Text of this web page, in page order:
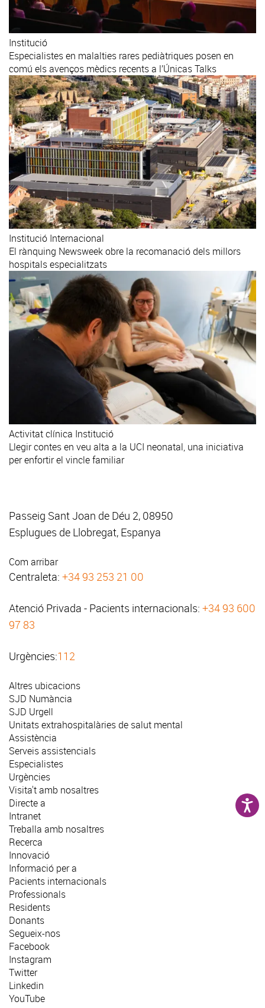
Institució
Especialistes en malalties rares pediàtriques posen en
comú els avenços mèdics recents a l’Únicas Talks
Institució Internacional
El rànquing Newsweek obre la recomanació dels millors
hospitals especialitzats
Activitat clínica Institució
Llegir contes en veu alta a la UCI neonatal, una iniciativa
per enfortir el vincle familiar
Passeig Sant Joan de Déu 2, 08950
Esplugues de Llobregat, Espanya
Com arribar
Centraleta: +34 93 253 21 00
Atenció Privada - Pacients internacionals: +34 93 600
97 83
Urgències:112
Altres ubicacions
SJD Numància
SJD Urgell
Unitats extrahospitalàries de salut mental
Assistència
Serveis assistencials
Especialistes
Urgències
Visita't amb nosaltres
Directe a
Intranet
Treballa amb nosaltres
Recerca
Innovació
Informació per a
Pacients internacionals
Professionals
Residents
Donants
Segueix-nos
Facebook
Instagram
Twitter
Linkedin
YouTube